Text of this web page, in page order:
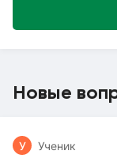
Новые
У Ученик